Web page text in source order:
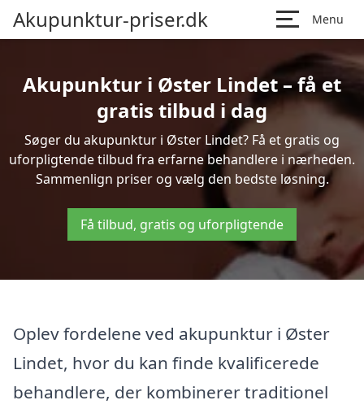
Akupunktur-priser.dk Menu
Akupunktur i Øster Lindet – få et
gratis tilbud i dag
Søger du akupunktur i Øster Lindet? Få et gratis og
uforpligtende tilbud fra erfarne behandlere i nærheden.
Sammenlign priser og vælg den bedste løsning.
Få tilbud, gratis og uforpligtende
Oplev fordelene ved akupunktur i Øster
Lindet, hvor du kan finde kvalificerede
behandlere, der kombinerer traditionel